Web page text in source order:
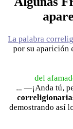
La palabra
por su aparición
del
... —¡Anda tú,
demostrando así